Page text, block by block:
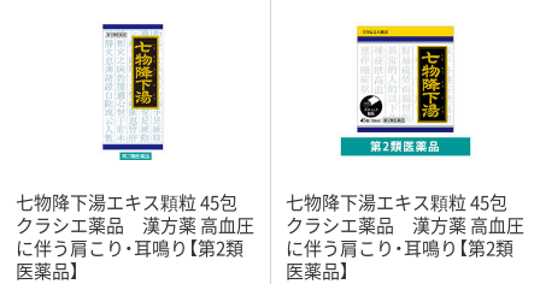
七物降下湯エキス顆粒 45包
クラシエ薬品 漢方薬 高血圧
に伴う肩こり・耳鳴り【第2類
医薬品】
七物降下湯エキス顆粒 45包
クラシエ薬品 漢方薬 高血圧
に伴う肩こり・耳鳴り【第2類
医薬品】